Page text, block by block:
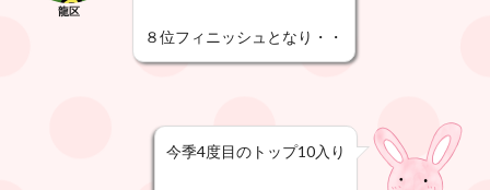
龍区
８位フィニッシュとなり・・
今季4度目のトップ10入り